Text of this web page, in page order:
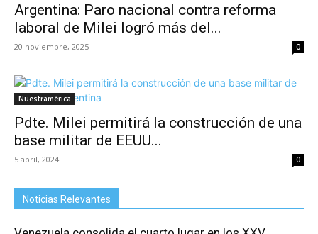
Argentina: Paro nacional contra reforma
laboral de Milei logró más del...
20 noviembre, 2025 0
Nuestramérica
Pdte. Milei permitirá la construcción de una
base militar de EEUU...
5 abril, 2024 0
Noticias Relevantes